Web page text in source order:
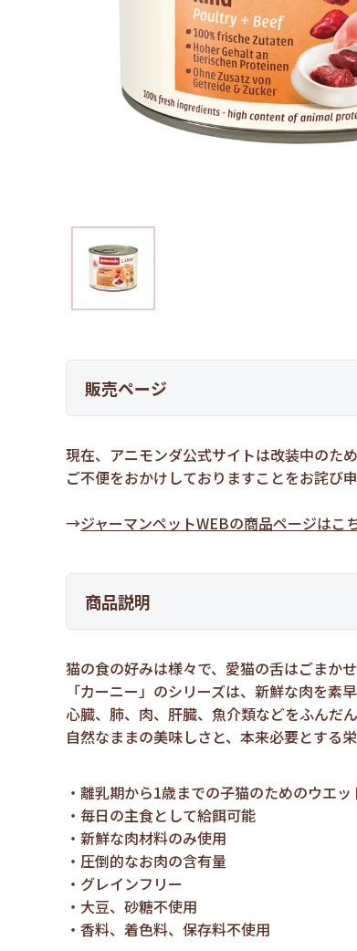
販売ページ
現在、アニモンダ公式サイトは改装中のた
ご不便をおかけしておりますことをお詫び申
→ジャーマンペットWEBの商品ページはこ
商品説明
猫の食の好みは様々で、愛猫の舌はごまかせ
「カーニー」のシリーズは、新鮮な肉を
心臓、肺、肉、肝臓、魚介類などをふんだ
自然なままの美味しさと、本来必要とする
離乳期から1歳までの子猫のためのウエッ
毎日の主食として給餌可能
新鮮な肉材料のみ使用
圧倒的なお肉の含有量
グレインフリー
大豆、砂糖不使用
香料、着色料、保存料不使用